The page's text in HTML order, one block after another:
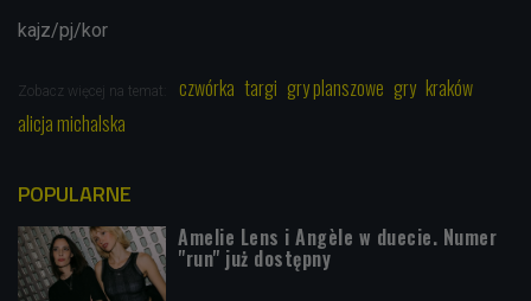
kajz/pj/kor
Zobacz więcej na temat: czwórka targi gry planszowe gry kraków
alicja michalska
POPULARNE
Amelie Lens i Angèle w duecie. Numer
"run" już dostępny